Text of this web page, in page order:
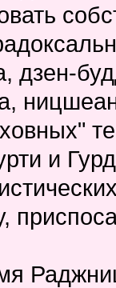
дзен-
и